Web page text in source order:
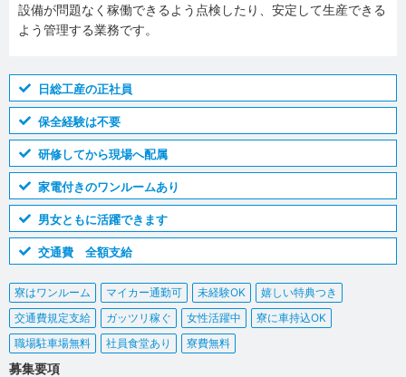
設備が問題なく稼働できるよう点検したり、安定して生産できる
よう管理する業務です。
日総工産の正社員
保全経験は不要
研修してから現場へ配属
家電付きのワンルームあり
男女ともに活躍できます
交通費 全額支給
寮はワンルーム マイカー通勤可 未経験OK
嬉しい特典つき
交通費規定支給
ガッツリ稼ぐ 女性活躍中
寮に車持込OK
職場駐車場無料
社員食堂あり 寮費無料
募集要項